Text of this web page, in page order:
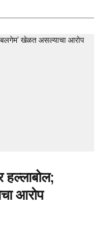
हल्लाबोल;
आरोप